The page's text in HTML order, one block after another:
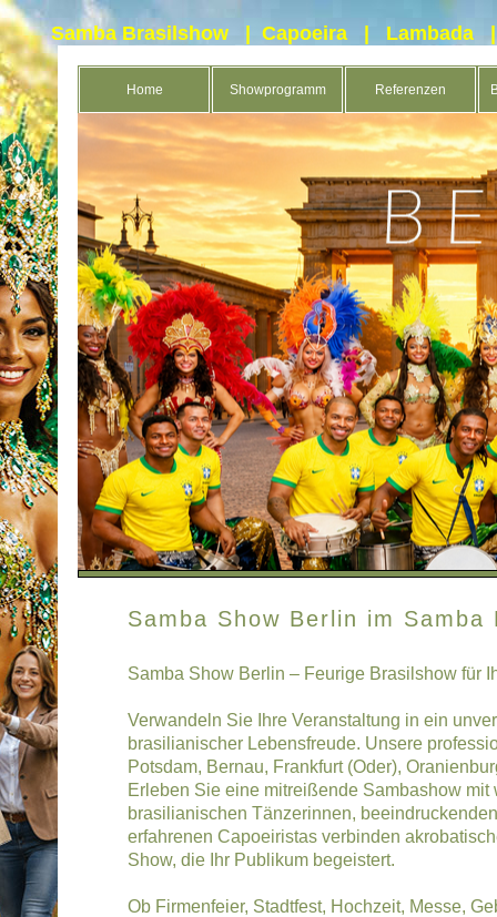
Samba Brasilshow| Capoeira| Lambada
Home Showprogramm Referenzen
Samba Show Berlin im
Samba Show Berlin – Feurige Brasilshow für
Verwandeln Sie Ihre Veranstaltung in ein
brasilianischer Lebensfreude. Unsere
Potsdam, Bernau, Frankfurt (Oder),
Erleben Sie eine mitreißende Sambashow
brasilianischen Tänzerinnen,
erfahrenen Capoeiristas verbinden
Show, die Ihr Publikum begeistert.
Ob Firmenfeier, Stadtfest, Hochzeit, Messe,